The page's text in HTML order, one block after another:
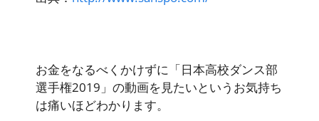
お金をなるべくかけずに「日本高校ダンス部
選手権2019」の動画を見たいというお気持ち
は痛いほどわかります。